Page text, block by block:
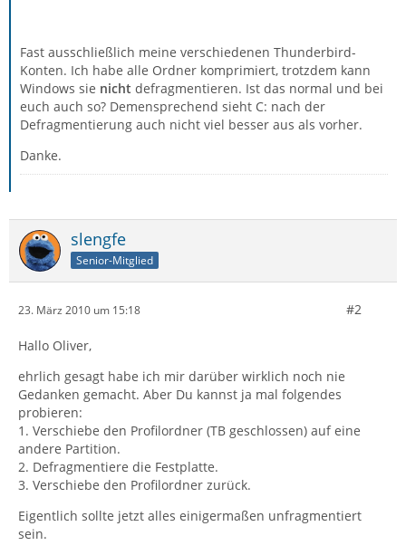
Fast ausschließlich meine verschiedenen Thunderbird-
Konten. Ich habe alle Ordner komprimiert, trotzdem kann
Windows sie nicht defragmentieren. Ist das normal und bei
euch auch so? Demensprechend sieht C: nach der
Defragmentierung auch nicht viel besser aus als vorher.
Danke.
slengfe
Senior-Mitglied
23. März 2010 um 15:18 #2
Hallo Oliver,
ehrlich gesagt habe ich mir darüber wirklich noch nie
Gedanken gemacht. Aber Du kannst ja mal folgendes
probieren:
1. Verschiebe den Profilordner (TB geschlossen) auf eine
andere Partition.
2. Defragmentiere die Festplatte.
3. Verschiebe den Profilordner zurück.
Eigentlich sollte jetzt alles einigermaßen unfragmentiert
sein.